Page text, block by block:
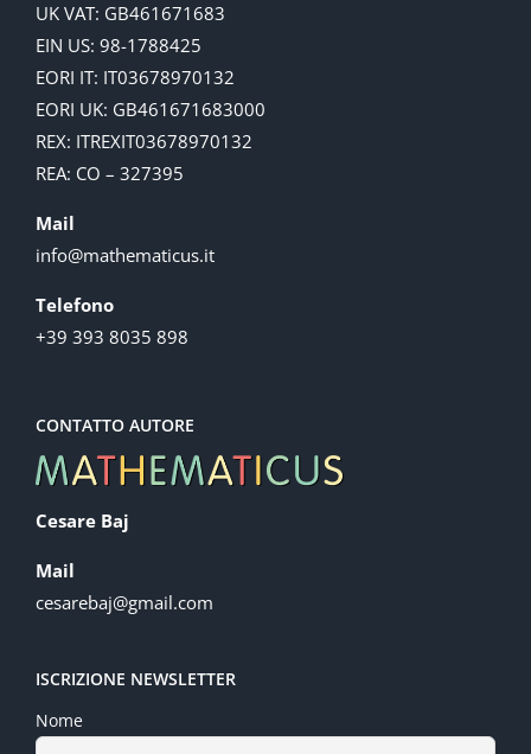
UK VAT: GB461671683
EIN US: 98-1788425
EORI IT: IT03678970132
EORI UK: GB461671683000
REX: ITREXIT03678970132
REA: CO – 327395
Mail
info@mathematicus.it
Telefono
+39 393 8035 898
CONTATTO AUTORE
Cesare Baj
Mail
cesarebaj@gmail.com
ISCRIZIONE NEWSLETTER
Nome